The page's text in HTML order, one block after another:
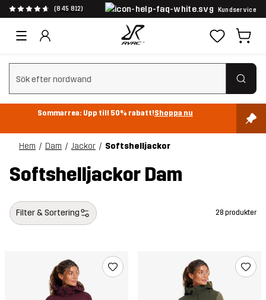
(845 812) Kundservice
Rensa sök
Sommarrea: Upp till 50% rabatt!Shoppa nu
Hem Dam Jackor Softshelljackor
Softshelljackor Dam
Filter & Sortering 28 produkter